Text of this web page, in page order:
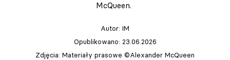
McQueen.
Autor: IM
Opublikowano: 23.06.2026
Zdjęcia: Materiały prasowe ©Alexander McQueen